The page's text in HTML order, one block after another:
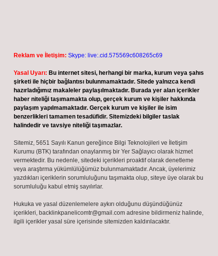
Reklam ve İletişim: Skype: live:.cid.575569c608265c69
Yasal Uyarı: Bu internet sitesi, herhangi bir marka, kurum veya şahıs
şirketi ile hiçbir bağlantısı bulunmamaktadır. Sitede yalnızca kendi
hazırladığımız makaleler paylaşılmaktadır. Burada yer alan içerikler
haber niteliği taşımamakta olup, gerçek kurum ve kişiler hakkında
paylaşım yapılmamaktadır. Gerçek kurum ve kişiler ile isim
benzerlikleri tamamen tesadüfidir. Sitemizdeki bilgiler taslak
halindedir ve tavsiye niteliği taşımazlar.
Sitemiz, 5651 Sayılı Kanun gereğince Bilgi Teknolojileri ve İletişim
Kurumu (BTK) tarafından onaylanmış bir Yer Sağlayıcı olarak hizmet
vermektedir. Bu nedenle, sitedeki içerikleri proaktif olarak denetleme
veya araştırma yükümlülüğümüz bulunmamaktadır. Ancak, üyelerimiz
yazdıkları içeriklerin sorumluluğunu taşımakta olup, siteye üye olarak bu
sorumluluğu kabul etmiş sayılırlar.
Hukuka ve yasal düzenlemelere aykırı olduğunu düşündüğünüz
içerikleri, backlinkpanelicomtr@gmail.com adresine bildirmeniz halinde,
ilgili içerikler yasal süre içerisinde sitemizden kaldırılacaktır.